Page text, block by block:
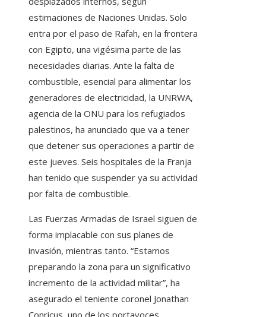
estimaciones de Naciones Unidas. Solo
entra por el paso de Rafah, en la frontera
con Egipto, una vigésima parte de las
necesidades diarias. Ante la falta de
combustible, esencial para alimentar los
generadores de electricidad, la UNRWA,
agencia de la ONU para los refugiados
palestinos, ha anunciado que va a tener
que detener sus operaciones a partir de
este jueves. Seis hospitales de la Franja
han tenido que suspender ya su actividad
por falta de combustible.
Las Fuerzas Armadas de Israel siguen de
forma implacable con sus planes de
invasión, mientras tanto. “Estamos
preparando la zona para un significativo
incremento de la actividad militar”, ha
asegurado el teniente coronel Jonathan